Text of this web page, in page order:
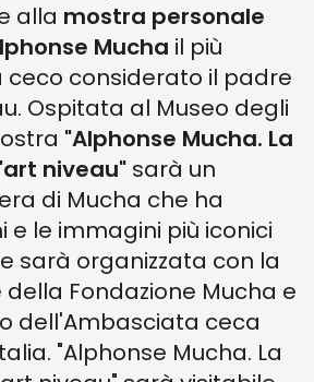
alla mostra personale
Mucha il più
considerato il padre
Ospitata al Museo degli
"Alphonse Mucha. La
niveau" sarà un
di Mucha che ha
e le immagini più iconici
sarà organizzata con la
Fondazione Mucha e
dell'Ambasciata ceca
"Alphonse Mucha. La